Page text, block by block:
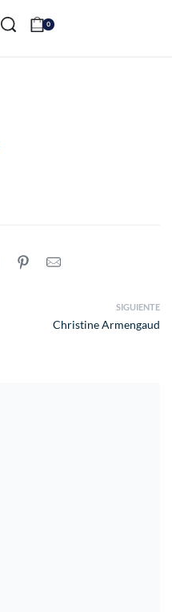
0
SIGUIENTE
Christine Armengaud